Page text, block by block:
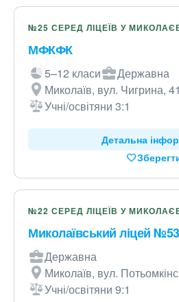
№25 СЕРЕД ЛІЦЕЇВ У
МФКФК
5–12 класи
Державна
Миколаїв, вул. Чигрина, 41
Учні/освітяни 3:1
Детальна
№22 СЕРЕД ЛІЦЕЇВ У
Миколаївський ліцей №53
Державна
Миколаїв, вул.
Учні/освітяни 9:1